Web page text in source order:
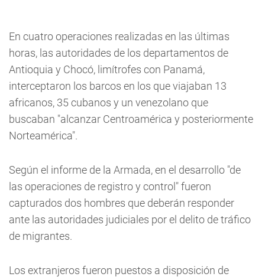
En cuatro operaciones realizadas en las últimas
horas, las autoridades de los departamentos de
Antioquia y Chocó, limítrofes con Panamá,
interceptaron los barcos en los que viajaban 13
africanos, 35 cubanos y un venezolano que
buscaban "alcanzar Centroamérica y posteriormente
Norteamérica".
Según el informe de la Armada, en el desarrollo "de
las operaciones de registro y control" fueron
capturados dos hombres que deberán responder
ante las autoridades judiciales por el delito de tráfico
de migrantes.
Los extranjeros fueron puestos a disposición de